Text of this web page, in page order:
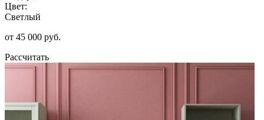
Цвет:
Светлый
от 45 000 руб.
Рассчитать